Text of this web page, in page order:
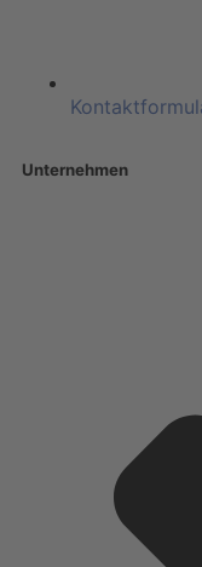
Unternehmen